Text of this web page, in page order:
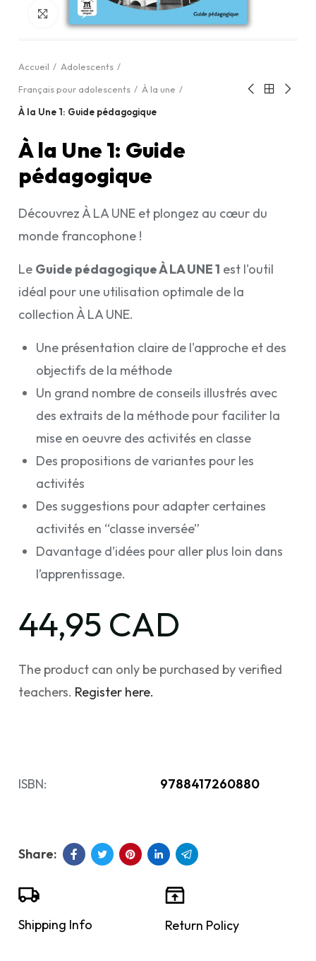
Cliquez pour agrandir
Accueil
Adolescents
Français pour adolescents
À la une
À la Une 1: Guide pédagogique
À la Une 1: Guide
pédagogique
Découvrez À LA UNE et plongez au cœur du
monde francophone !
Le Guide pédagogique À LA UNE 1 est l'outil
idéal pour une utilisation optimale de la
collection À LA UNE.
Une présentation claire de l'approche et des
objectifs de la méthode
Un grand nombre de conseils illustrés avec
des extraits de la méthode pour faciliter la
mise en oeuvre des activités en classe
Des propositions de variantes pour les
activités
Des suggestions pour adapter certaines
activités en “classe inversée”
Davantage d’idées pour aller plus loin dans
l’apprentissage.
44,95 CAD
The product can only be purchased by verified
teachers. Register here.
ISBN: 9788417260880
Shipping Info Return Policy